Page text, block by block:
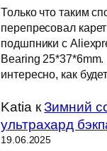
Только что таким
перепресовал
подшпники с
Bearing
интересно, как
Katia кЗимний
ультрахард
19.06.2025